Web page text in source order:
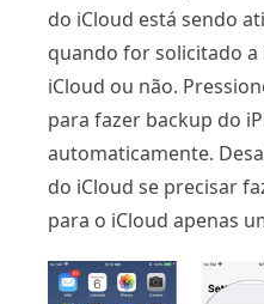
do iCloud está sendo
quando for solicitado
iCloud ou não.
para fazer backup do
automaticamente.
do iCloud se precisar
para o iCloud apenas